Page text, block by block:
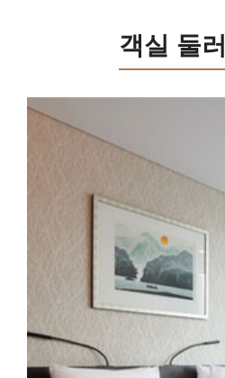
객실 둘